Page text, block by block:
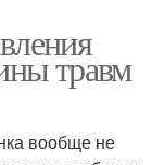
травм
вообще не